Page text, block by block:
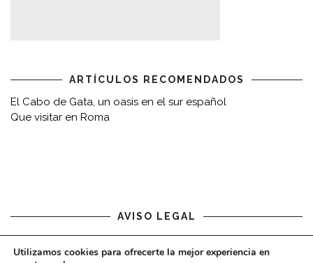
ARTÍCULOS RECOMENDADOS
El Cabo de Gata, un oasis en el sur español
Que visitar en Roma
AVISO LEGAL
Aviso legal
Utilizamos cookies para ofrecerte la mejor experiencia en